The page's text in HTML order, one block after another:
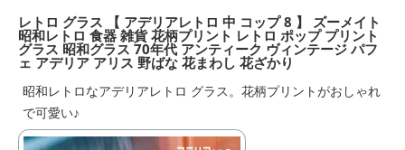
レトロ グラス 【 アデリアレトロ 中 コップ 8 】 ズーメイト
昭和レトロ 食器 雑貨 花柄プリント レトロ ポップ プリント
グラス 昭和グラス 70年代 アンティーク ヴィンテージ パフ
ェ アデリア アリス 野ばな 花まわし 花ざかり
昭和レトロなアデリアレトロ グラス。花柄プリントがおしゃれ
で可愛い♪